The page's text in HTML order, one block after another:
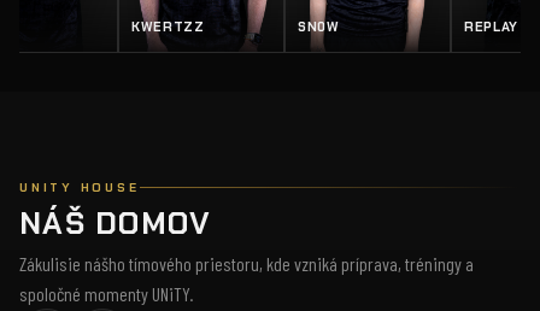
SN0W REPLAY SALTY
UNITY HOUSE
NÁŠ DOMOV
Zákulisie nášho tímového priestoru, kde vzniká príprava, tréningy a
spoločné momenty UNiTY.